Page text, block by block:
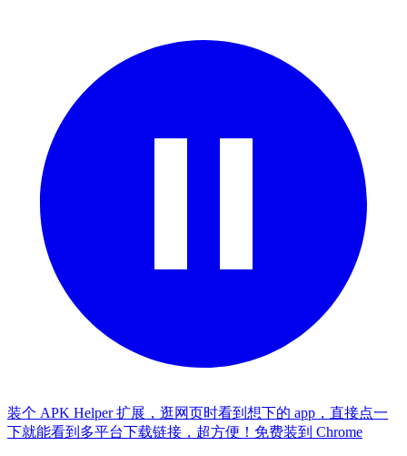
装个 APK Helper 扩展，逛网页时看到想下的 app，直接点一
下就能看到多平台下载链接，超方便！ 免费装到 Chrome